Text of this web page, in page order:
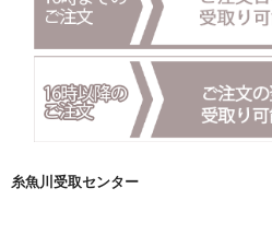
糸魚川受取センター